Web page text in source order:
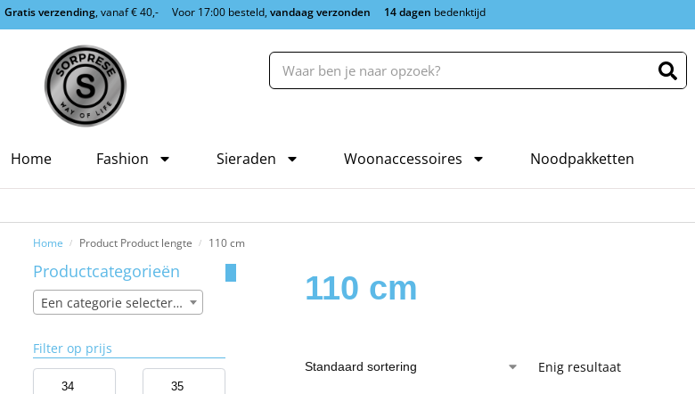
Gratis verzending, vanaf € 40,- Voor 17:00 besteld,vandaag verzonden 14 dagen bedenktijd
Home Fashion Sieraden Woonaccessoires Noodpakketten
Home / Product Product lengte / 110 cm
110 cm
Enig resultaat
Productcategorieën
Een categorie selecteren
Filter op prijs